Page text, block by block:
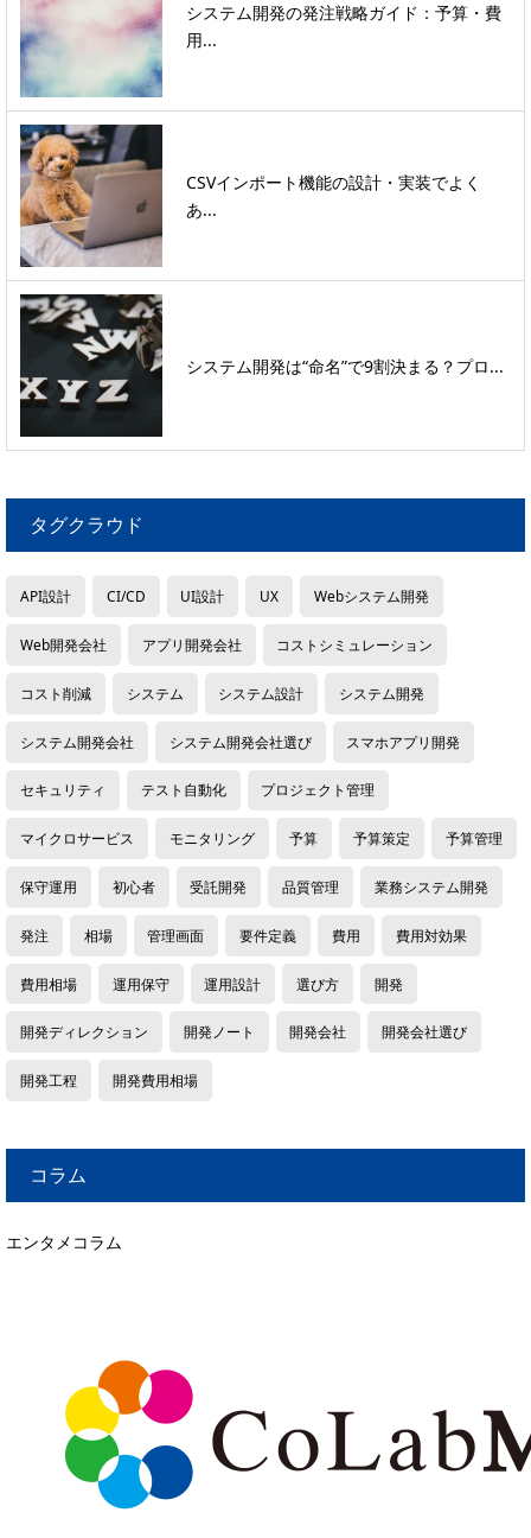
システム開発の発注戦略ガイド：予算・費
用...
CSVインポート機能の設計・実装でよく
あ...
システム開発は“命名”で9割決まる？プロ...
タグクラウド
API設計 CI/CD UI設計 UX Webシステム開発
Web開発会社 アプリ開発会社 コストシミュレーション
コスト削減 システム システム設計 システム開発
システム開発会社 システム開発会社選び スマホアプリ開発
セキュリティ テスト自動化 プロジェクト管理
マイクロサービス モニタリング 予算 予算策定 予算管理
保守運用 初心者 受託開発 品質管理 業務システム開発
発注 相場 管理画面 要件定義 費用 費用対効果
費用相場 運用保守 運用設計 選び方 開発
開発ディレクション 開発ノート 開発会社 開発会社選び
開発工程 開発費用相場
コラム
エンタメコラム